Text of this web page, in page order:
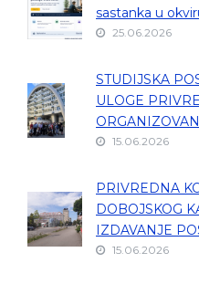
sastanka u
25.06.2026
STUDIJSKA
ULOGE
15.06.2026
PRIVREDNA
DOBOJSKOG
IZDAVANJE
15.06.2026